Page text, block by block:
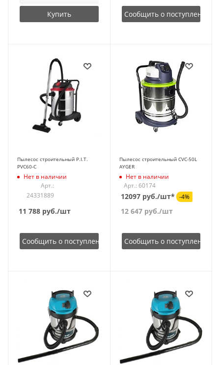
Купить Сообщить о поступлении
Пылесос строительный P.I.T.
PVC60-C
Нет в наличии
Арт.:
24331889
11 788 руб./шт
Сообщить о поступлении
Пылесос строительный CVC-50L
AYGER
Нет в наличии
Арт.: 60174
12097 руб./шт* -4%
12 647руб./шт
Сообщить о поступлении